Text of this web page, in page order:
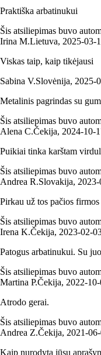
Praktiška arbatinukui
Šis atsiliepimas buvo
Irina M.Lietuva,
Viskas taip, kaip tikėjausi
Sabina V.Slovėnija,
Metalinis pagrindas su
Šis atsiliepimas buvo
Alena C.Čekija,
Puikiai tinka karštam
Šis atsiliepimas buvo
Andrea R.Slovakija,
Pirkau už tos pačios
Šis atsiliepimas buvo
Irena K.Čekija,
Patogus arbatinukui. Su
Šis atsiliepimas buvo
Martina P.Čekija,
Atrodo gerai.
Šis atsiliepimas buvo
Andrea Z.Čekija,
Kaip nurodyta jūsų